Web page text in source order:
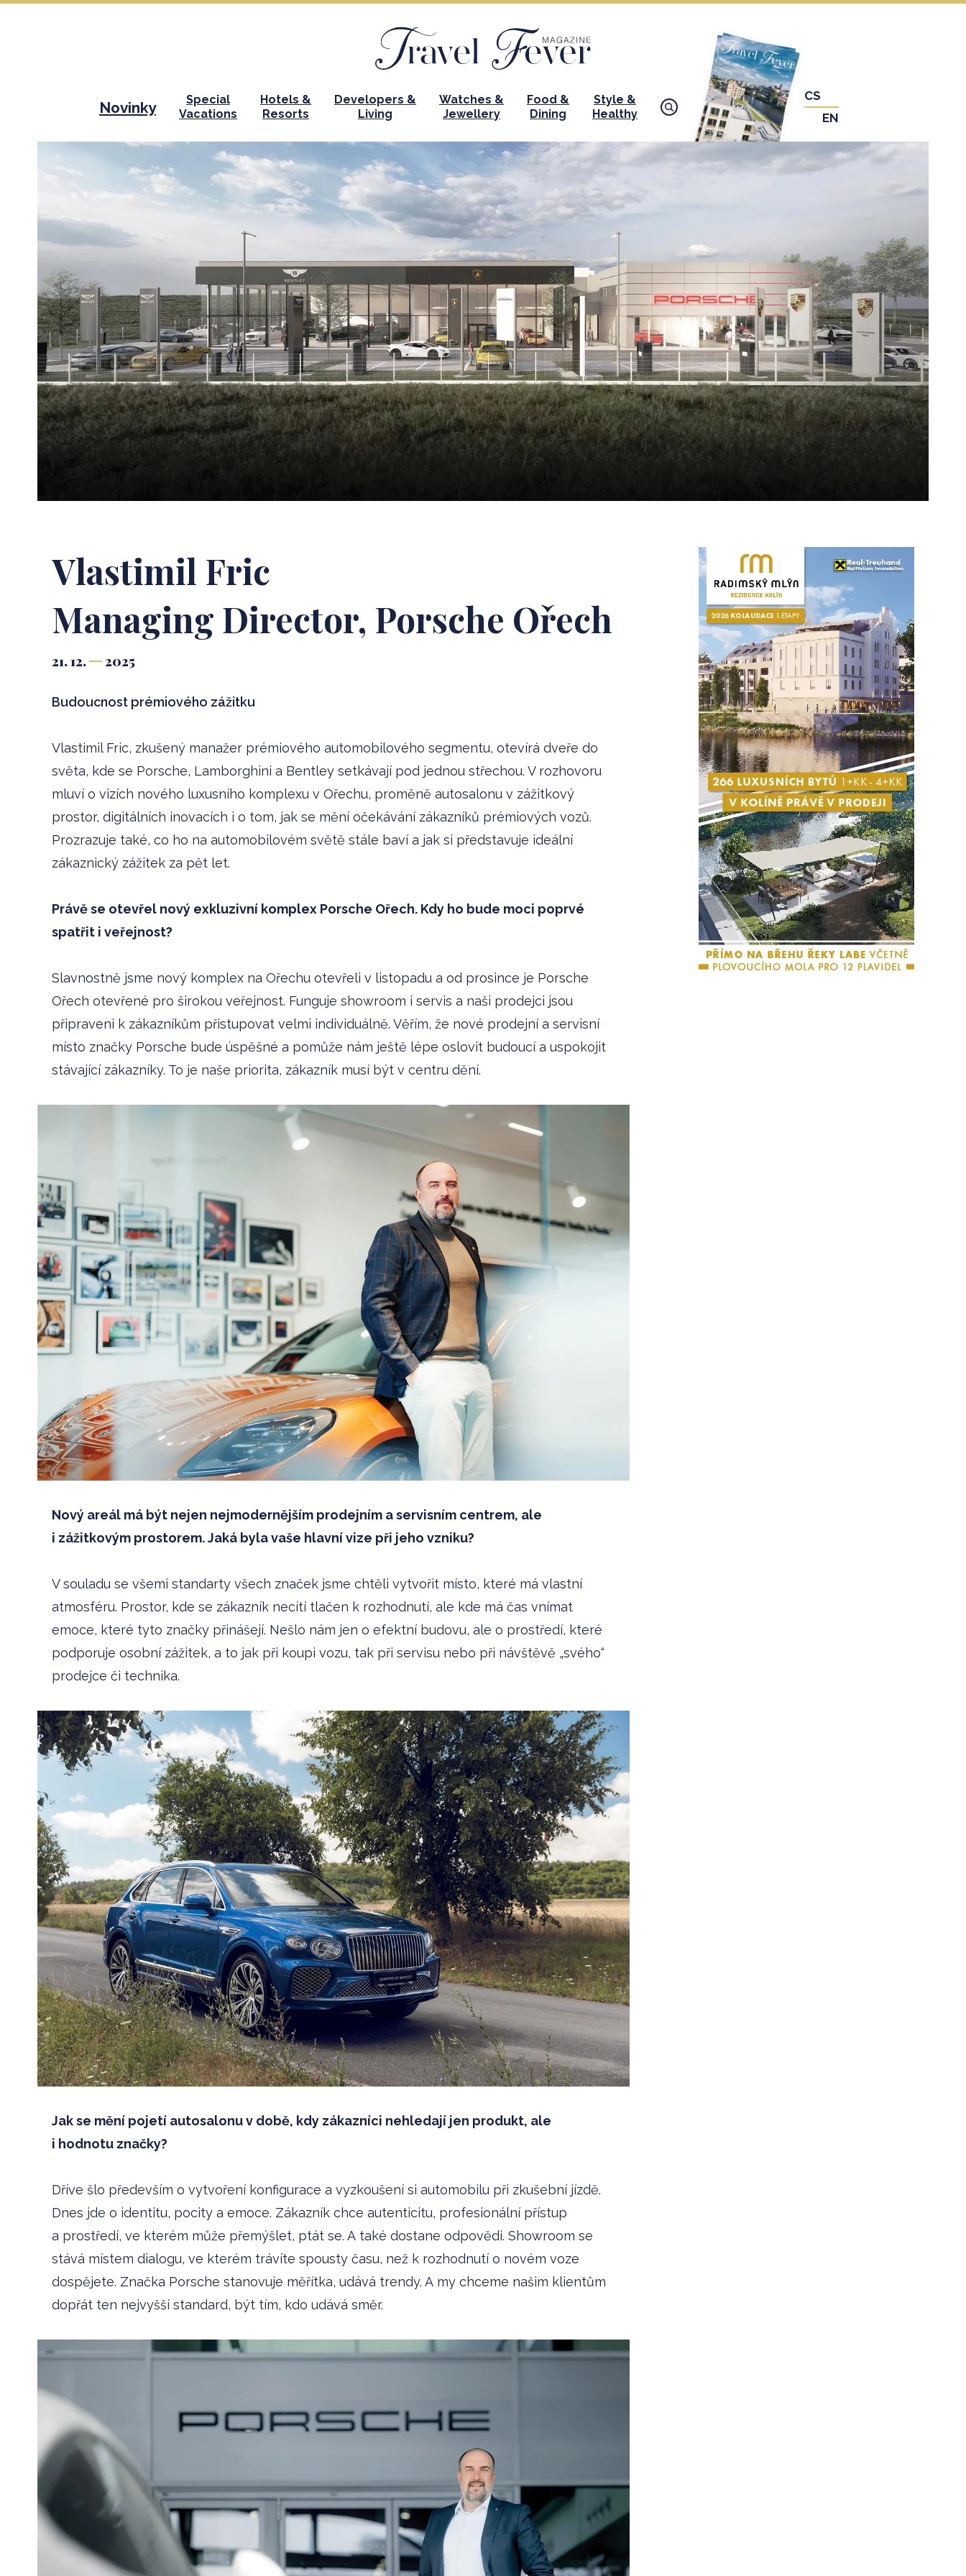
Novinky
Special
Vacations
Hotels &
Resorts
Developers &
Living
Watches &
Jewellery
Food &
Dining
Style &
Healthy
CS
EN
Vlastimil Fric
Managing Director, Porsche Ořech
21. 12. 2025
Budoucnost prémiového zážitku
Vlastimil Fric, zkušený manažer prémiového automobilového segmentu, otevírá dveře do
světa, kde se Porsche, Lamborghini a Bentley setkávají pod jednou střechou. V rozhovoru
mluví o vizích nového luxusního komplexu v Ořechu, proměně autosalonu v zážitkový
prostor, digitálních inovacích i o tom, jak se mění očekávání zákazníků prémiových vozů.
Prozrazuje také, co ho na automobilovém světě stále baví a jak si představuje ideál­ní
zákaznický zážitek za pět let.
Právě se otevřel nový exkluzivní komplex Porsche Ořech. Kdy ho bude moci poprvé
spatřit i veřejnost?
Slavnostně jsme nový komplex na Ořechu otevřeli v listopadu a od prosince je Porsche
Ořech otevřené pro širokou veřejnost. Funguje showroom i servis a naši prodejci jsou
připraveni k zákazníkům přistupovat velmi individuálně. Věřím, že nové prodejní a servisní
místo značky Porsche bude úspěšné a pomůže nám ještě lépe oslovit budoucí a uspokojit
stávající zákazníky. To je naše priorita, zákazník musí být v centru dění.
Nový areál má být nejen nejmodernějším prodejním a servisním centrem, ale
i zážitkovým prostorem. Jaká byla vaše hlavní vize při jeho vzniku?
V souladu se všemi standarty všech značek jsme chtěli vytvořit místo, které má vlastní
atmosféru. Prostor, kde se zákazník necítí tlačen k rozhodnutí, ale kde má čas vnímat
emoce, které tyto značky přinášejí. Nešlo nám jen o efektní budovu, ale o prostředí, které
podporuje osobní zážitek, a to jak při koupi vozu, tak při servisu nebo při návštěvě „svého“
prodejce či technika.
Jak se mění pojetí autosalonu v době, kdy zákazníci nehledají jen produkt, ale
i hodnotu značky?
Dříve šlo především o vytvoření konfigurace a vyzkoušení si automobilu při zkušební jízdě.
Dnes jde o identitu, pocity a emoce. Zákazník chce autenticitu, profesionální přístup
a prostředí, ve kterém může přemýšlet, ptát se. A také dostane odpovědi. Showroom se
stává místem dialogu, ve kterém trávíte spousty času, než k rozhodnutí o novém voze
dospějete. Značka Porsche stanovuje měřítka, udává trendy. A my chceme našim klientům
dopřát ten nejvyšší standard, být tím, kdo udává směr.